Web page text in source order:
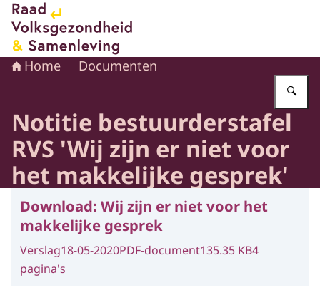
Naar de homepage van Raad voor Volksgezondheid en
Home Documenten
Notitie bestuurderstafel
RVS 'Wij zijn er niet voor
het makkelijke gesprek'
Download: Wij zijn er niet voor het
makkelijke gesprek
Verslag18-05-2020PDF-document135.35 KB4
pagina's